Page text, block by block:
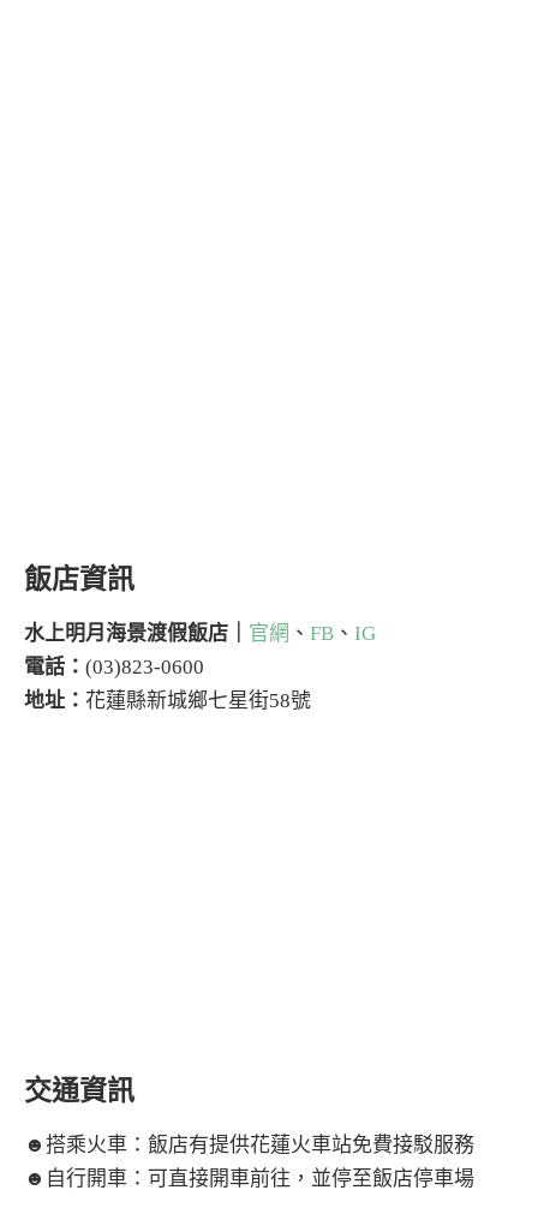
飯店資訊
水上明月海景渡假飯店｜ 官網 、 FB 、 IG
電話： (03)823-0600
地址： 花蓮縣新城鄉七星街58號
交通資訊
☻搭乘火車：飯店有提供花蓮火車站免費接駁服務
☻自行開車：可直接開車前往，並停至飯店停車場